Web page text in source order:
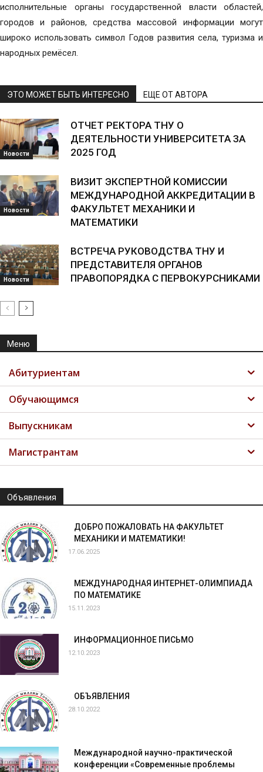
исполнительные органы государственной власти областей,
городов и районов, средства массовой информации могут
широко использовать символ Годов развития села, туризма и
народных ремёсел.
ЭТО МОЖЕТ БЫТЬ ИНТЕРЕСНО ЕЩЕ ОТ АВТОРА
Новости
ОТЧЕТ РЕКТОРА ТНУ О
ДЕЯТЕЛЬНОСТИ УНИВЕРСИТЕТА ЗА
2025 ГОД
Новости
ВИЗИТ ЭКСПЕРТНОЙ КОМИССИИ
МЕЖДУНАРОДНОЙ АККРЕДИТАЦИИ В
ФАКУЛЬТЕТ МЕХАНИКИ И
МАТЕМАТИКИ
Новости
ВСТРЕЧА РУКОВОДСТВА ТНУ И
ПРЕДСТАВИТЕЛЯ ОРГАНОВ
ПРАВОПОРЯДКА С ПЕРВОКУРСНИКАМИ
Меню
Абитуриентам
Обучающимся
Выпускникам
Магистрантам
Объявления
ДОБРО ПОЖАЛОВАТЬ НА ФАКУЛЬТЕТ
МЕХАНИКИ И МАТЕМАТИКИ!
17.06.2025
МЕЖДУНАРОДНАЯ ИНТЕРНЕТ-ОЛИМПИАДА
ПО МАТЕМАТИКЕ
15.11.2023
ИНФОРМАЦИОННОЕ ПИСЬМО
12.10.2023
ОБЪЯВЛЕНИЯ
28.10.2022
Международной научно-практической
конференции «Современные проблемы